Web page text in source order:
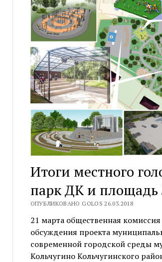
Итоги местного
парк ДК и
ОПУБЛИКОВАНО GOLOS 26.03.2018
21 марта общественная
обсуждения проекта
современной городской среды
Кольчугино Кольчугинского